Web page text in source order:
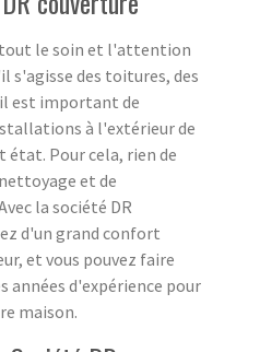
le soin et l'attention
s'agisse des toitures, des
il est important de
à l'extérieur de
Pour cela, rien de
et de
la société DR
d'un grand confort
et vous pouvez faire
années d'expérience pour
maison.